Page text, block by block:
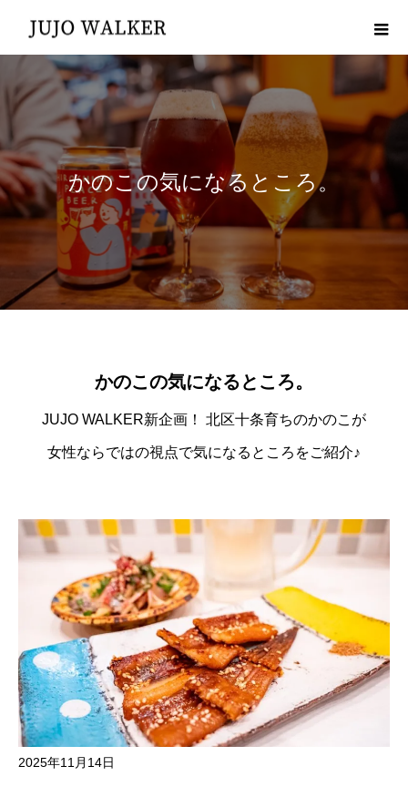
かのこの気になるところ。
かのこの気になるところ。
JUJO WALKER新企画！ 北区十条育ちのかのこが
女性ならではの視点で気になるところをご紹介♪
2025年11月14日